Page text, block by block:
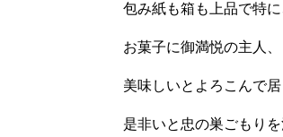
包み紙も箱も上品で特
お菓子に御満悦の主人
美味しいとよろこんで
是非いと忠の巣ごもり